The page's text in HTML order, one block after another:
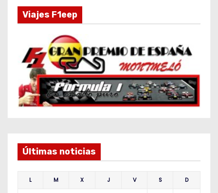
Viajes F1eep
Últimas noticias
L M X J V S D